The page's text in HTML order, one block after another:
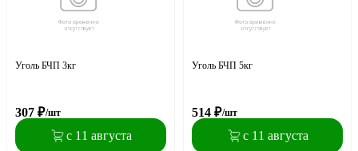
Уголь БЧП 3кг
307 ₽/шт
с 11 августа
Уголь БЧП 5кг
514 ₽/шт
с 11 августа